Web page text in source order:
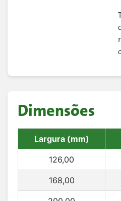
Dimensões
Largura (mm)
126,00
168,00